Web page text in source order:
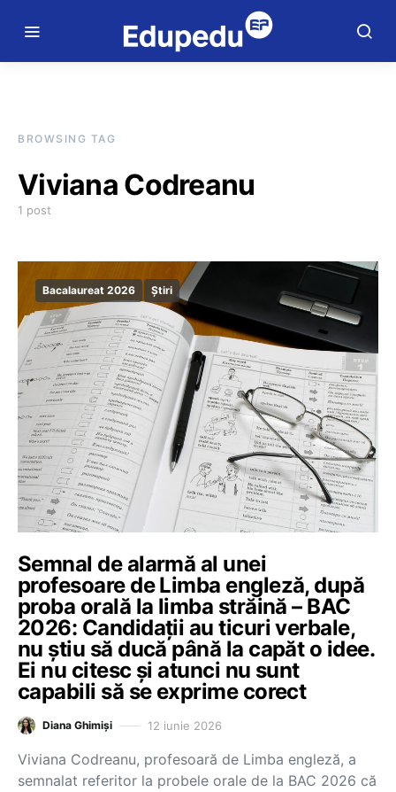
BROWSING TAG
Viviana Codreanu
1 post
Bacalaureat 2026 Știri
Semnal de alarmă al unei
profesoare de Limba engleză, după
proba orală la limba străină – BAC
2026: Candidații au ticuri verbale,
nu știu să ducă până la capăt o idee.
Ei nu citesc și atunci nu sunt
capabili să se exprime corect
Diana Ghimiși 12 iunie 2026
Viviana Codreanu, profesoară de Limba engleză, a
semnalat referitor la probele orale de la BAC 2026 că